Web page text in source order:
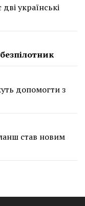
українські
допомогти з
став новим